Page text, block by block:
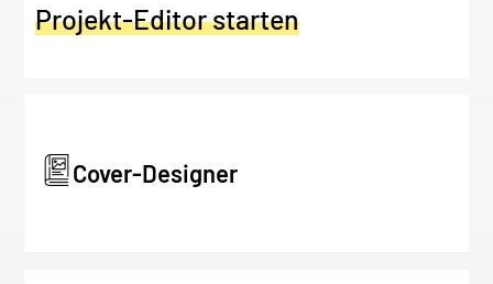
Cover-Designer
Projekt-Editor starten